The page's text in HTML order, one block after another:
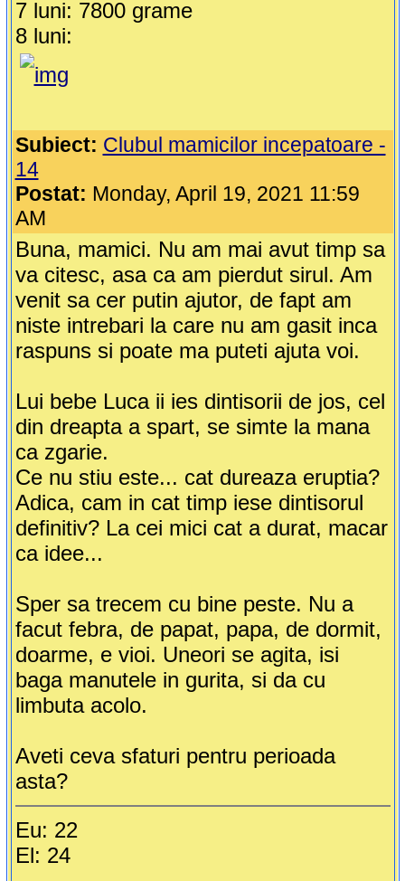
7 luni: 7800 grame
8 luni:
Subiect: Clubul mamicilor incepatoare -
14
Postat: Monday, April 19, 2021 11:59
AM
Buna, mamici. Nu am mai avut timp sa
va citesc, asa ca am pierdut sirul. Am
venit sa cer putin ajutor, de fapt am
niste intrebari la care nu am gasit inca
raspuns si poate ma puteti ajuta voi.
Lui bebe Luca ii ies dintisorii de jos, cel
din dreapta a spart, se simte la mana
ca zgarie.
Ce nu stiu este... cat dureaza eruptia?
Adica, cam in cat timp iese dintisorul
definitiv? La cei mici cat a durat, macar
ca idee...
Sper sa trecem cu bine peste. Nu a
facut febra, de papat, papa, de dormit,
doarme, e vioi. Uneori se agita, isi
baga manutele in gurita, si da cu
limbuta acolo.
Aveti ceva sfaturi pentru perioada
asta?
Eu: 22
El: 24